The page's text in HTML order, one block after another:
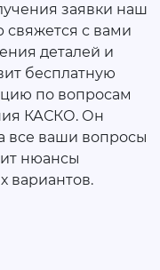
заявки наш
с вами
деталей и
бесплатную
по вопросам
КАСКО. Он
все ваши вопросы
нюансы
вариантов.